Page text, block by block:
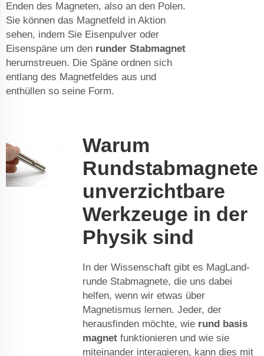
Enden des Magneten, also an den Polen.
Sie können das Magnetfeld in Aktion
sehen, indem Sie Eisenpulver oder
Eisenspäne um den runder Stabmagnet
herumstreuen. Die Späne ordnen sich
entlang des Magnetfeldes aus und
enthüllen so seine Form.
Warum
Rundstabmagnete
unverzichtbare
Werkzeuge in der
Physik sind
In der Wissenschaft gibt es MagLand-
runde Stabmagnete, die uns dabei
helfen, wenn wir etwas über
Magnetismus lernen. Jeder, der
herausfinden möchte, wie rund basis
magnet funktionieren und wie sie
miteinander interagieren, kann dies mit